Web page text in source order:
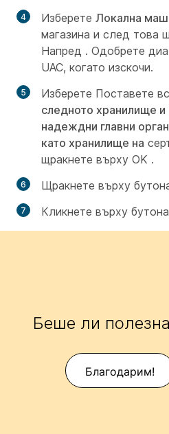
Изберете Локална
магазина и след това
Напред . Одобрете
UAC, когато изскочи.
Изберете Поставете
следното хранилище и
надеждни главни
като хранилище на
щракнете върху OK .
Щракнете върху
Кликнете върху
Беше ли
Благодарим!